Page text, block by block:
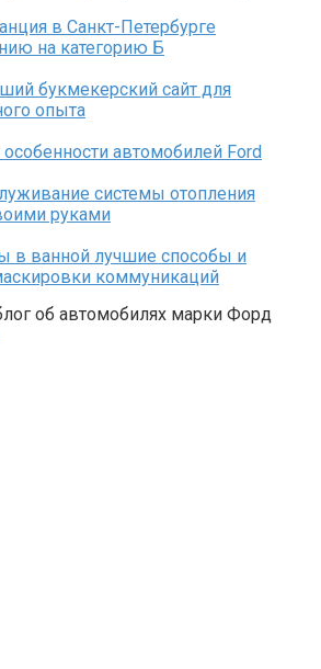
в Санкт-Петербурге
на категорию Б
букмекерский сайт для
опыта
автомобилей Ford
системы отопления
руками
в ванной лучшие способы и
коммуникаций
об автомобилях марки Форд